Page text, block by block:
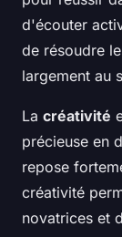
d'écouter
de résoudre
largement au
La créativité
précieuse en
repose
créativité
novatrices et